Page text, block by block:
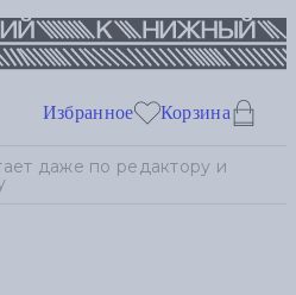
Избранное Корзина